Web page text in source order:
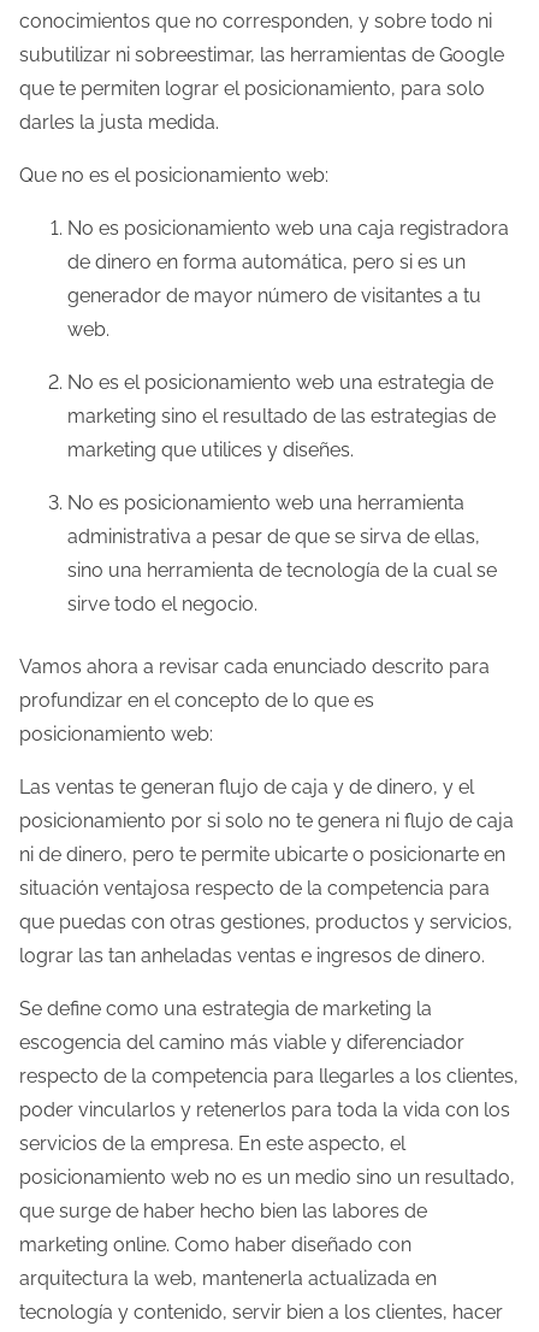
e
l
e
c
u
conocimientos que no corresponden, y sobre todo ni
subutilizar ni sobreestimar, las herramientas de Google
que te permiten lograr el posicionamiento, para solo
darles la justa medida.
Que no es el posicionamiento web:
No es posicionamiento web una caja registradora
de dinero en forma automática, pero si es un
generador de mayor número de visitantes a tu
web.
No es el posicionamiento web una estrategia de
marketing sino el resultado de las estrategias de
marketing que utilices y diseñes.
No es posicionamiento web una herramienta
administrativa a pesar de que se sirva de ellas,
sino una herramienta de tecnología de la cual se
sirve todo el negocio.
Vamos ahora a revisar cada enunciado descrito para
profundizar en el concepto de lo que es
posicionamiento web:
Las ventas te generan flujo de caja y de dinero, y el
posicionamiento por si solo no te genera ni flujo de caja
ni de dinero, pero te permite ubicarte o posicionarte en
situación ventajosa respecto de la competencia para
que puedas con otras gestiones, productos y servicios,
lograr las tan anheladas ventas e ingresos de dinero.
Se define como una estrategia de marketing la
escogencia del camino más viable y diferenciador
respecto de la competencia para llegarles a los clientes,
poder vincularlos y retenerlos para toda la vida con los
servicios de la empresa. En este aspecto, el
posicionamiento web no es un medio sino un resultado,
que surge de haber hecho bien las labores de
marketing online. Como haber diseñado con
arquitectura la web, mantenerla actualizada en
tecnología y contenido, servir bien a los clientes, hacer